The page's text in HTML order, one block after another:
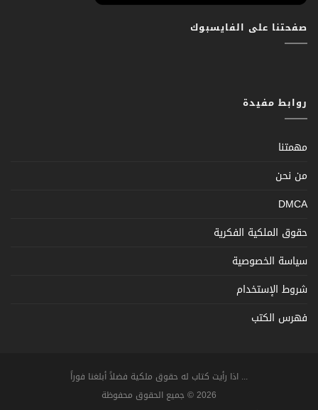
صفحتنا على الفايسبوك
روابط مفيدة
مهمتنا
من نحن
DMCA
حقوق الملكية الفكرية
سياسة الخصوصية
شروط الإستخدام
فهرس الكتب
... اذا رأيت كتاب له حقوق ملكية فضلاً أبلغنا فوراً
2026 © جميع الحقوق محفوظة